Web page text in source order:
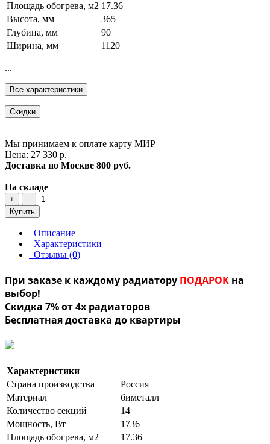
Площадь обогрева, м2 17.36
Высота, мм
365
Глубина, мм
90
Ширина, мм
1120
...
Все характеристики
Скидки
Мы принимаем к оплате карту МИР
Цена: 27 330 р.
Доставка по Москве 800 руб.
На складе
+
−
Купить
Описание
Характеристики
Отзывы (0)
При заказе к каждому радиатору ПОДАРОК на
выбор!
Скидка 7% от 4х радиаторов
Бесплатная доставка до квартиры
Характеристики
Страна производства
Россия
Материал
биметалл
Количество секций
14
Мощность, Вт
1736
Площадь обогрева, м2
17.36